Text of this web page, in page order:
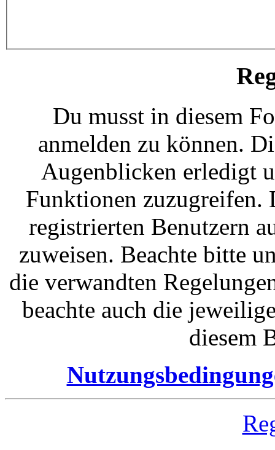
Du musst in diesem
anmelden zu können.
Augenblicken erledigt
Funktionen
registrierten Benutzern
zuweisen. Beachte bitte
die verwandten
beachte auch die
diesem